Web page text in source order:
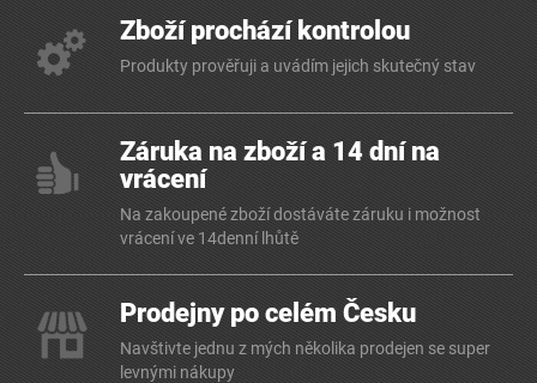
Zboží prochází kontrolou
Produkty prověřuji a uvádím jejich skutečný stav
Záruka na zboží a 14 dní na
vrácení
Na zakoupené zboží dostáváte záruku i možnost
vrácení ve 14denní lhůtě
Prodejny po celém Česku
Navštivte jednu z mých několika prodejen se super
levnými nákupy